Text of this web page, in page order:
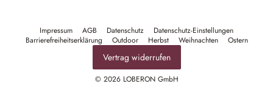
Impressum AGB Datenschutz
Datenschutz-Einstellungen
Barrierefreiheitserklärung
Outdoor Herbst Weihnachten Ostern
Vertrag widerrufen
© 2026 LOBERON GmbH